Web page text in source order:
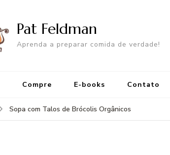
Pat Feldman
Aprenda a preparar comida de verdade!
Compre E-books Contato
Sopa com Talos de Brócolis Orgânicos